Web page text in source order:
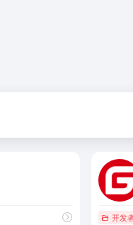
开发